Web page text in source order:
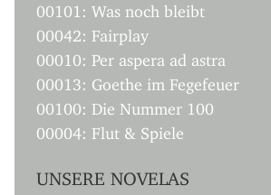
00101: Was noch bleibt
00042: Fairplay
00010: Per aspera ad astra
00013: Goethe im Fegefeuer
00100: Die Nummer 100
00004: Flut & Spiele
UNSERE NOVELAS